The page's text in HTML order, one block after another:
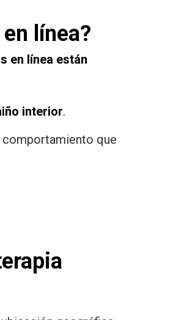
línea?
en línea están
interior.
comportamiento que